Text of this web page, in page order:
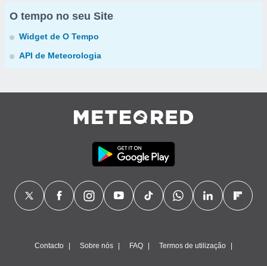
O tempo no seu Site
Widget de O Tempo
API de Meteorologia
Contacto Sobre nós FAQ Termos de utilização